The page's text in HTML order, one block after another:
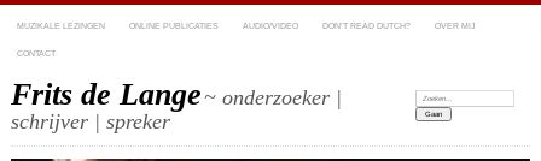
MUZIKALE LEZINGEN ONLINE PUBLICATIES AUDIO/VIDEO DON’T READ DUTCH? OVER MIJ
CONTACT
Frits de Lange~ onderzoeker |
schrijver | spreker
Zoeken: